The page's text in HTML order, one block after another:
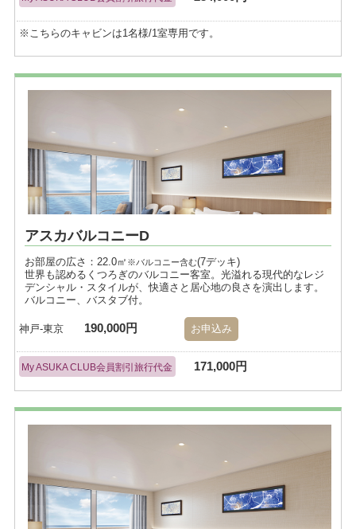
※こちらのキャビンは1名様/1室専用です。
アスカバルコニーD
お部屋の広さ：22.0㎡ ※バルコニー含む(7デッキ)
世界も認めるくつろぎのバルコニー客室。光溢れる現代的なレジ
デンシャル・スタイルが、快適さと居心地の良さを演出します。
バルコニー、バスタブ付。
神戸-東京 190,000円 お申込み
My ASUKA CLUB会員割引旅行代金 171,000円